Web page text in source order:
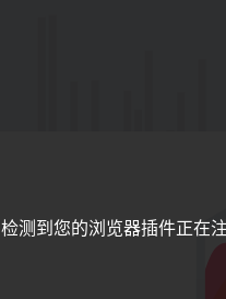
检测到您的浏览器插件正在